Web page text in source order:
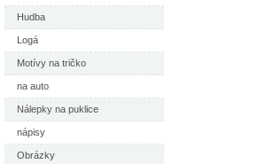
Hudba
Logá
Motívy na tričko
na auto
Nálepky na puklice
nápisy
Obrázky